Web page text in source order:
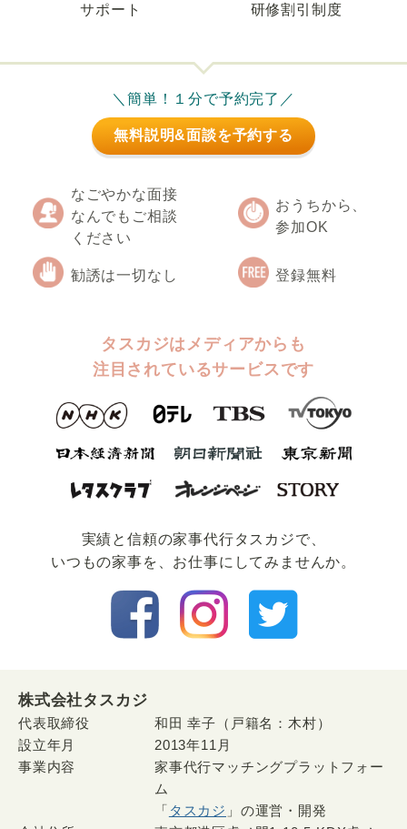
サポート
研修割引制度
＼簡単！１分で予約完了／
無料説明&面談を予約する
なごやかな面接
なんでもご相談
ください
おうちから、
参加OK
勧誘は一切なし 登録無料
タスカジはメディアからも
注目されているサービスです
実績と信頼の家事代⾏タスカジで、
いつもの家事を、お仕事にしてみませんか。
株式会社タスカジ
代表取締役
和田 幸子（戸籍名：木村）
設立年月
2013年11月
事業内容
家事代行マッチングプラットフォー
ム
「 タスカジ 」の運営・開発